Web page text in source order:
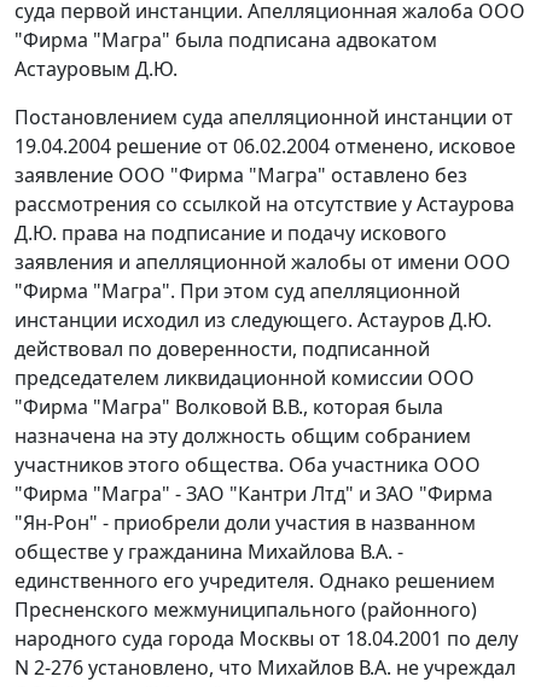
суда первой инстанции. Апелляционная жалоба ООО
"Фирма "Магра" была подписана адвокатом
Астауровым Д.Ю.
Постановлением суда апелляционной инстанции от
19.04.2004 решение от 06.02.2004 отменено, исковое
заявление ООО "Фирма "Магра" оставлено без
рассмотрения со ссылкой на отсутствие у Астаурова
Д.Ю. права на подписание и подачу искового
заявления и апелляционной жалобы от имени ООО
"Фирма "Магра". При этом суд апелляционной
инстанции исходил из следующего. Астауров Д.Ю.
действовал по доверенности, подписанной
председателем ликвидационной комиссии ООО
"Фирма "Магра" Волковой В.В., которая была
назначена на эту должность общим собранием
участников этого общества. Оба участника ООО
"Фирма "Магра" - ЗАО "Кантри Лтд" и ЗАО "Фирма
"Ян-Рон" - приобрели доли участия в названном
обществе у гражданина Михайлова В.А. -
единственного его учредителя. Однако решением
Пресненского межмуниципального (районного)
народного суда города Москвы от 18.04.2001 по делу
N 2-276 установлено, что Михайлов В.А. не учреждал